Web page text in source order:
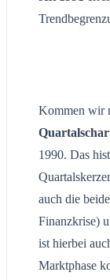
Kommen wir
1990. Das
auch die
Finanzkrise)
ist hierbei
Marktphase